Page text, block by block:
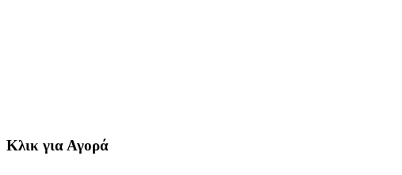
Κλικ για Αγορά